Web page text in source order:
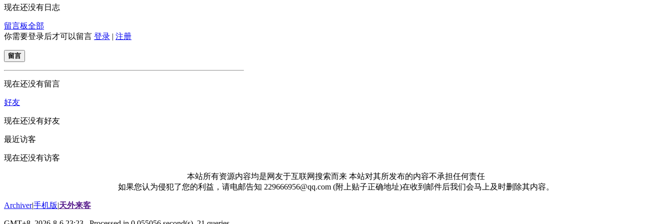
现在还没有日志
留言板全部
你需要登录后才可以留言 登录 | 注册
留言
现在还没有留言
好友
现在还没有好友
最近访客
现在还没有访客
本站所有资源内容均是网友于互联网搜索而来 本站对其所发布的内容不承担任何责任
如果您认为侵犯了您的利益，请电邮告知 229666956@qq.com (附上贴子正确地址)在收到邮件后我们会马上及时删除其内容。
Archiver|手机版|天外来客